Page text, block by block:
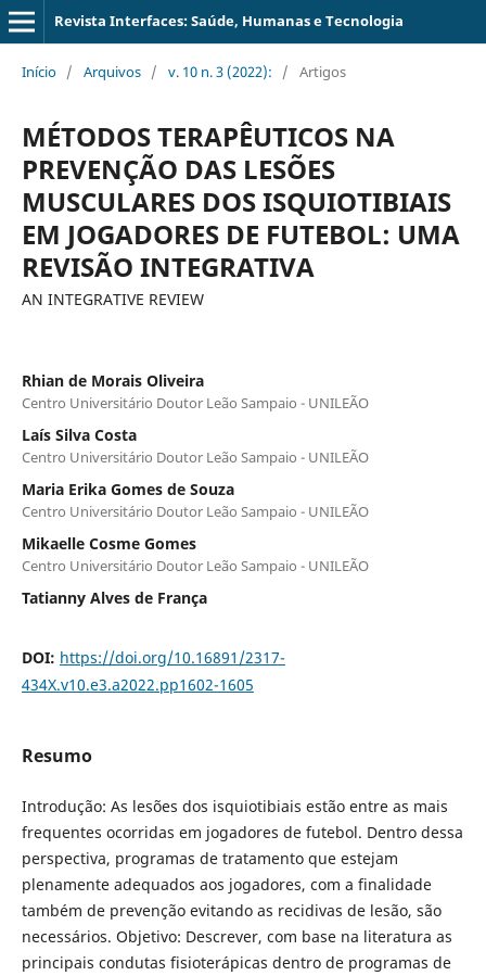
Revista Interfaces: Saúde, Humanas e Tecnologia
Início / Arquivos / v. 10 n. 3 (2022): / Artigos
MÉTODOS TERAPÊUTICOS NA
PREVENÇÃO DAS LESÕES
MUSCULARES DOS ISQUIOTIBIAIS
EM JOGADORES DE FUTEBOL: UMA
REVISÃO INTEGRATIVA
AN INTEGRATIVE REVIEW
Rhian de Morais Oliveira
Centro Universitário Doutor Leão Sampaio - UNILEÃO
Laís Silva Costa
Centro Universitário Doutor Leão Sampaio - UNILEÃO
Maria Erika Gomes de Souza
Centro Universitário Doutor Leão Sampaio - UNILEÃO
Mikaelle Cosme Gomes
Centro Universitário Doutor Leão Sampaio - UNILEÃO
Tatianny Alves de França
DOI: https://doi.org/10.16891/2317-
434X.v10.e3.a2022.pp1602-1605
Resumo
Introdução: As lesões dos isquiotibiais estão entre as mais
frequentes ocorridas em jogadores de futebol. Dentro dessa
perspectiva, programas de tratamento que estejam
plenamente adequados aos jogadores, com a finalidade
também de prevenção evitando as recidivas de lesão, são
necessários. Objetivo: Descrever, com base na literatura as
principais condutas fisioterápicas dentro de programas de